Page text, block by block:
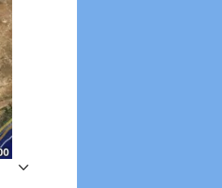
Windböen heute